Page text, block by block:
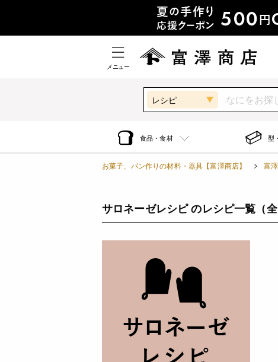
メニュー
レシピ
食品・食材 型
お菓子、パン作りの材料・器具【富澤商店】 富
サロネーゼレシピ のレシピ一覧 （